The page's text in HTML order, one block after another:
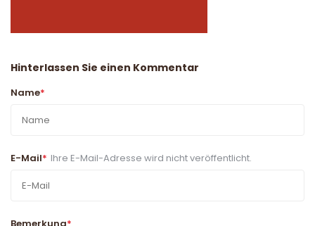
Hinterlassen Sie einen Kommentar
Name*
E-Mail* Ihre E-Mail-Adresse wird nicht veröffentlicht.